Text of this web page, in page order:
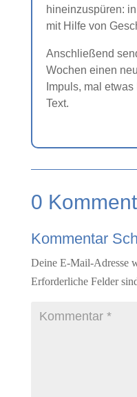
hineinzuspüren:
mit Hilfe von
Anschließend
Wochen einen
Impuls, mal
Text.
0
Kommentar
Deine E-Mail-Adresse
Erforderliche Felder